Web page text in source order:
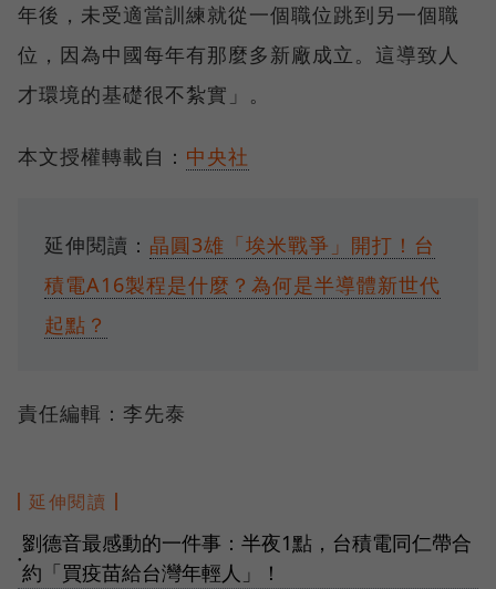
年後，未受適當訓練就從一個職位跳到另一個職
位，因為中國每年有那麼多新廠成立。這導致人
才環境的基礎很不紮實」。
本文授權轉載自： 中央社
延伸閱讀： 晶圓3雄「埃米戰爭」開打！台
積電A16製程是什麼？為何是半導體新世代
起點？
責任編輯：李先泰
延伸閱讀
●
劉德音最感動的一件事：半夜1點，台積電同仁帶合
約「買疫苗給台灣年輕人」！